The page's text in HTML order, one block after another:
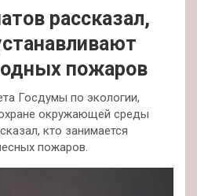
рассказал,
пожаров
Госдумы по экологии,
окружающей среды
кто занимается
пожаров.